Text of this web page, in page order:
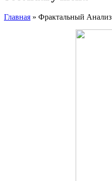
Главная » Фрактальный Анализ